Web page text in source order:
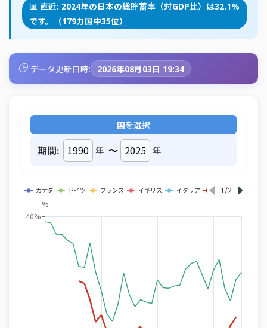
📊 直近: 2024年の日本の総貯蓄率（対GDP比）は32.1%
です。（179カ国中35位）
🕒 データ更新日時: 2026年08月03日 19:34
国を選択
期間: 年 ～ 年